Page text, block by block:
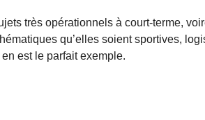
très opérationnels à court-terme,
qu’elles soient sportives,
est le parfait exemple.